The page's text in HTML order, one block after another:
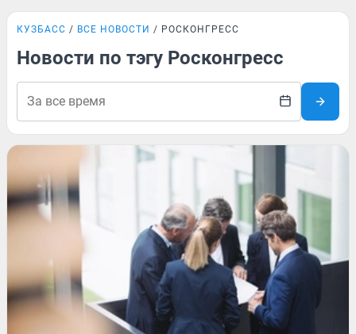
КУЗБАСС ВСЕ НОВОСТИ РОСКОНГРЕСС
Новости по тэгу Росконгресс